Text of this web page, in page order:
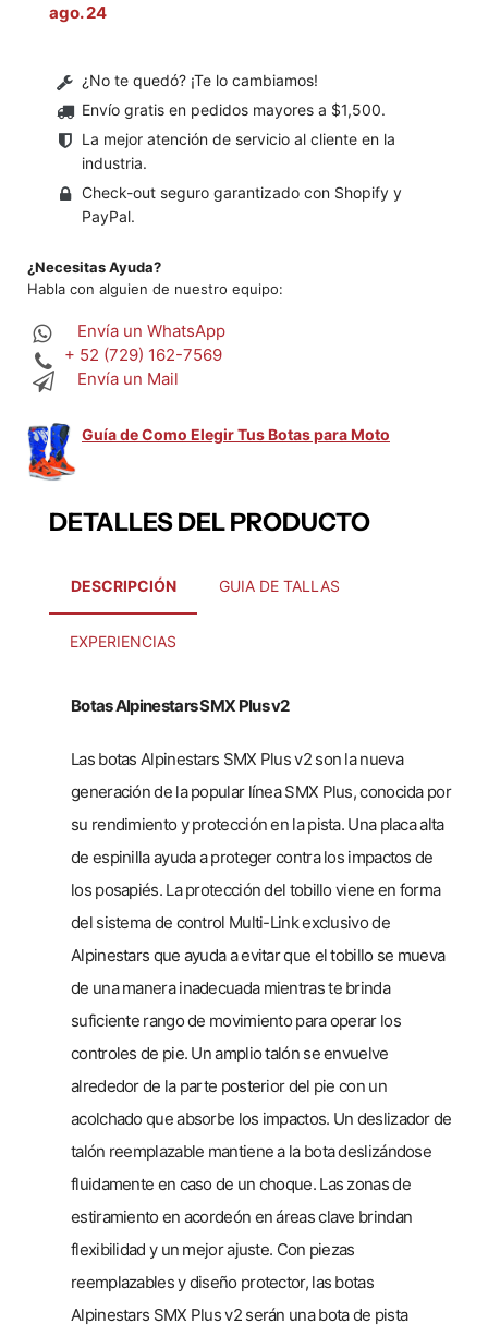
ago. 24
¿No te quedó? ¡Te lo cambiamos!
Envío gratis en pedidos mayores a $1,500.
La mejor atención de servicio al cliente en la
industria.
Check-out seguro garantizado con Shopify y
PayPal.
¿Necesitas Ayuda?
Habla con alguien de nuestro equipo:
Envía un WhatsApp
+ 52 (729) 162-7569
Envía un Mail
Guía de Como Elegir Tus Botas para Moto
DETALLES DEL PRODUCTO
DESCRIPCIÓN GUIA DE TALLAS
EXPERIENCIAS
Botas Alpinestars SMX Plus v2
Las botas Alpinestars SMX Plus v2 son la nueva
generación de la popular línea SMX Plus, conocida por
su rendimiento y protección en la pista. Una placa alta
de espinilla ayuda a proteger contra los impactos de
los posapiés. La protección del tobillo viene en forma
del sistema de control Multi-Link exclusivo de
Alpinestars que ayuda a evitar que el tobillo se mueva
de una manera inadecuada mientras te brinda
suficiente rango de movimiento para operar los
controles de pie. Un amplio talón se envuelve
alrededor de la parte posterior del pie con un
acolchado que absorbe los impactos. Un deslizador de
talón reemplazable mantiene a la bota deslizándose
fluidamente en caso de un choque. Las zonas de
estiramiento en acordeón en áreas clave brindan
flexibilidad y un mejor ajuste. Con piezas
reemplazables y diseño protector, las botas
Alpinestars SMX Plus v2 serán una bota de pista